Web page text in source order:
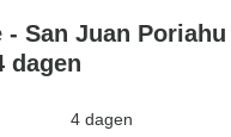
San Juan
dagen
4 dagen